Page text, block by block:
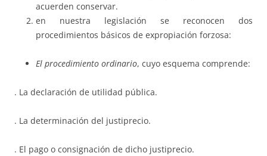
acuerden conservar.
en nuestra legislación se reconocen dos
procedimientos básicos de expropiación forzosa:
El procedimiento ordinario, cuyo esquema comprende:
. La declaración de utilidad pública.
. La determinación del justiprecio.
. El pago o consignación de dicho justiprecio.